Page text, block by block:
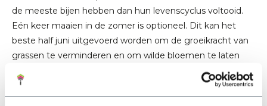
de meeste bijen hebben dan hun levenscyclus voltooid.
Eén keer maaien in de zomer is optioneel. Dit kan het
beste half juni uitgevoerd worden om de groeikracht van
grassen te verminderen en om wilde bloemen te laten
bloeien. Tijdens het eerste jaar na installatie wordt
aanbevolen om tweemaal per jaar te maaien, zowel in juni
als september.